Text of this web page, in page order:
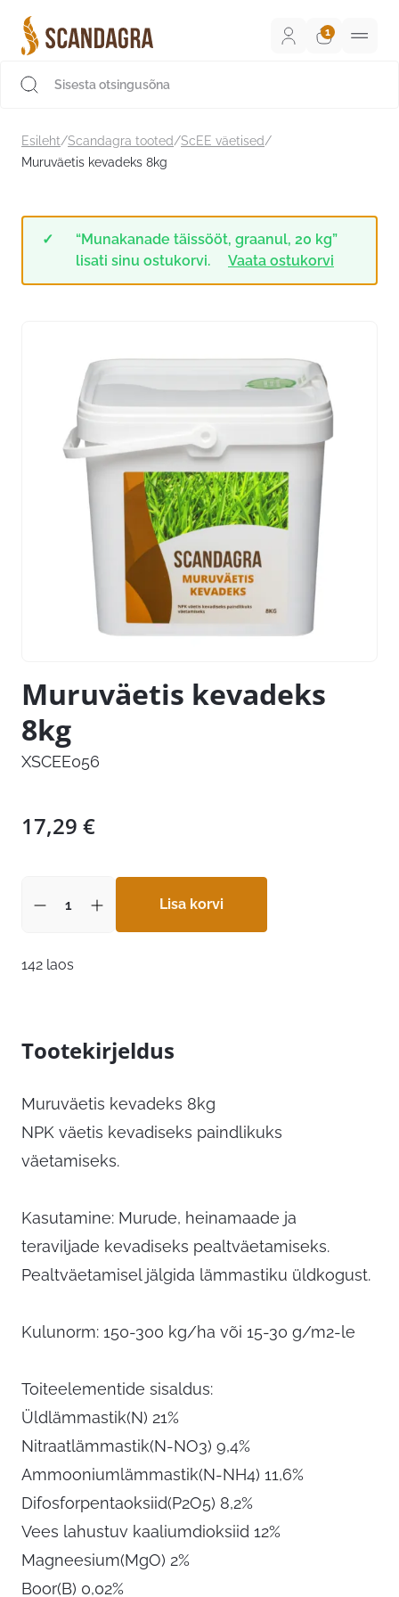
sisu
juurde
Esileht/Scandagra tooted/ScEE väetised/
Muruväetis kevadeks 8kg
“Munakanade täissööt, graanul, 20 kg”
lisati sinu ostukorvi.
Vaata ostukorvi
Muruväetis kevadeks
8kg
XSCEE056
17,29 €
Lisa korvi
142 laos
Tootekirjeldus
Muruväetis kevadeks 8kg
NPK väetis kevadiseks paindlikuks
väetamiseks.
Kasutamine: Murude, heinamaade ja
teraviljade kevadiseks pealtväetamiseks.
Pealtväetamisel jälgida lämmastiku üldkogust.
Kulunorm: 150-300 kg/ha või 15-30 g/m2-le
Toiteelementide sisaldus:
Üldlämmastik(N) 21%
Nitraatlämmastik(N-NO3) 9,4%
Ammooniumlämmastik(N-NH4) 11,6%
Difosforpentaoksiid(P2O5) 8,2%
Vees lahustuv kaaliumdioksiid 12%
Magneesium(MgO) 2%
Boor(B) 0,02%